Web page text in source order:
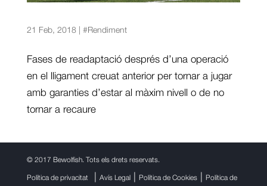
21 Feb, 2018| #Rendiment
Fases de readaptació després d’una operació
en el lligament creuat anterior per tornar a jugar
amb garanties d’estar al màxim nivell o de no
tornar a recaure
© 2017 Bewolfish. Tots els drets reservats.
Política de privacitat
Avís Legal| Política de Cookies|
Política de